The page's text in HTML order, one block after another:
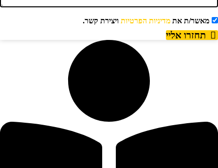
מאשר/ת אתמדיניות הפרטיותויצירת קשר.
תחזרו אליי